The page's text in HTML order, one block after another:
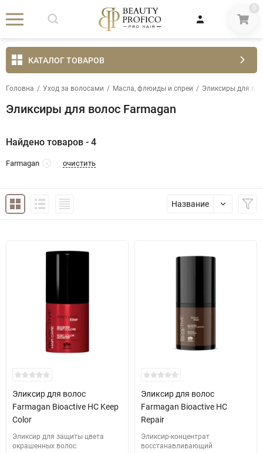
0
КАТАЛОГ ТОВАРОВ
Головна / Уход за волосами / Масла, флюиды и спреи / Эликсиры для
Эликсиры для волос Farmagan
Найдено товаров - 4
Farmagan очистить
Название
Эликсир для волос
Farmagan Bioactive HC Keep
Color
Эликсир для защиты цвета
окрашенных волос
Эликсир для волос
Farmagan Bioactive HC
Repair
Эликсир-концентрат
восстанавливающий